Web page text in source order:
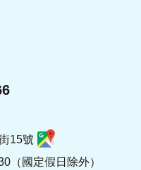
15號
（國定假日除外）